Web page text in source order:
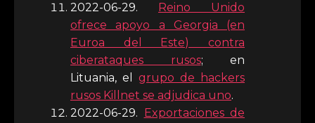
2022-06-29. Reino Unido
ofrece apoyo a Georgia (en
Euroa del Este) contra
ciberataques rusos; en
Lituania, el grupo de hackers
rusos Killnet se adjudica uno.
2022-06-29. Exportaciones de